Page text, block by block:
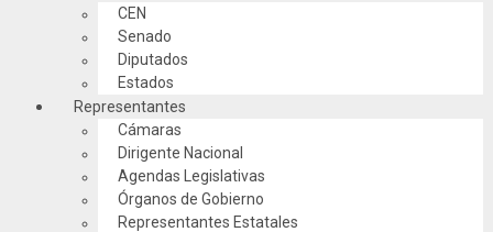
CEN
Senado
Diputados
Estados
Representantes
Cámaras
Dirigente Nacional
Agendas Legislativas
Órganos de Gobierno
Representantes Estatales